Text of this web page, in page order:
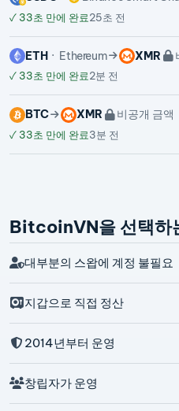
✓ 33초 만에 완료25초 전
ETH Ethereum XMR
✓ 33초 만에 완료2분 전
BTC XMR 비공개 금액
✓ 33초 만에 완료3분 전
BitcoinVN을 선택하
대부분의 스왑에 계정 불필요
지갑으로 직접 정산
2014년부터 운영
창립자가 운영